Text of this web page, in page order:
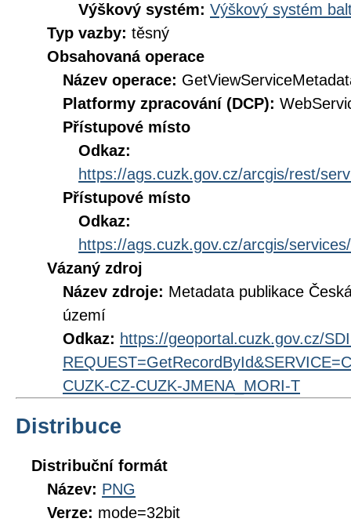
Výškový systém: Výškový systém
Typ vazby: těsný
Obsahovaná operace
Název operace:
Platformy zpracování (DCP):
Přístupové místo
Odkaz:
https://ags.cuzk.gov.cz/arcgis/rest/
Přístupové místo
Odkaz:
https://ags.cuzk.gov.cz/arcgis/
Vázaný zdroj
Název zdroje: Metadata publikace
území
Odkaz: https://geoportal.cuzk.gov.cz/
CUZK-CZ-CUZK-JMENA_MORI-T
Distribuce
Distribuční formát
Název: PNG
Verze: mode=32bit